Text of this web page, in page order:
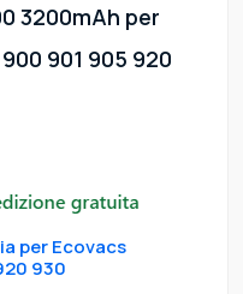
3200mAh per
901 905 920
per Ecovacs
930